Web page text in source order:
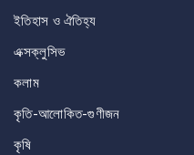
ইতিহাস ও ঐতিহ্য
এক্সক্লুসিভ
কলাম
কৃতি-আলোকিত-গুণীজন
কৃষি